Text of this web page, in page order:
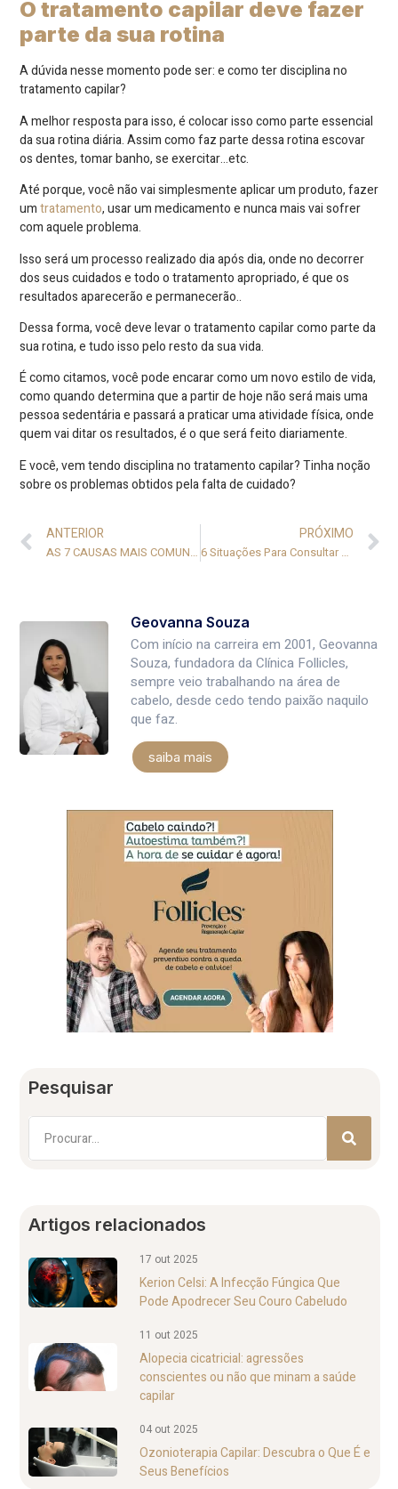
O tratamento capilar deve fazer
parte da sua rotina
A dúvida nesse momento pode ser: e como ter disciplina no
tratamento capilar?
A melhor resposta para isso, é colocar isso como parte essencial
da sua rotina diária. Assim como faz parte dessa rotina escovar
os dentes, tomar banho, se exercitar…etc.
Até porque, você não vai simplesmente aplicar um produto, fazer
umtratamento, usar um medicamento e nunca mais vai sofrer
com aquele problema.
Isso será um processo realizado dia após dia, onde no decorrer
dos seus cuidados e todo o tratamento apropriado, é que os
resultados aparecerão e permanecerão..
Dessa forma, você deve levar o tratamento capilar como parte da
sua rotina, e tudo isso pelo resto da sua vida.
É como citamos, você pode encarar como um novo estilo de vida,
como quando determina que a partir de hoje não será mais uma
pessoa sedentária e passará a praticar uma atividade física, onde
quem vai ditar os resultados, é o que será feito diariamente.
E você, vem tendo disciplina no tratamento capilar? Tinha noção
sobre os problemas obtidos pela falta de cuidado?
ANTERIOR
AS 7 CAUSAS MAIS COMUNS DA QUEDA DE CABELO FEMININA
PRÓXIMO
6 Situações Para Consultar Um Tricologista
Geovanna Souza
Com início na carreira em 2001, Geovanna
Souza, fundadora da Clínica Follicles,
sempre veio trabalhando na área de
cabelo, desde cedo tendo paixão naquilo
que faz.
saiba mais
Pesquisar
Artigos relacionados
17 out 2025
Kerion Celsi: A Infecção Fúngica Que
Pode Apodrecer Seu Couro Cabeludo
11 out 2025
Alopecia cicatricial: agressões
conscientes ou não que minam a saúde
capilar
04 out 2025
Ozonioterapia Capilar: Descubra o Que É e
Seus Benefícios